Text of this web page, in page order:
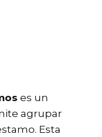
es un
agrupar
Esta